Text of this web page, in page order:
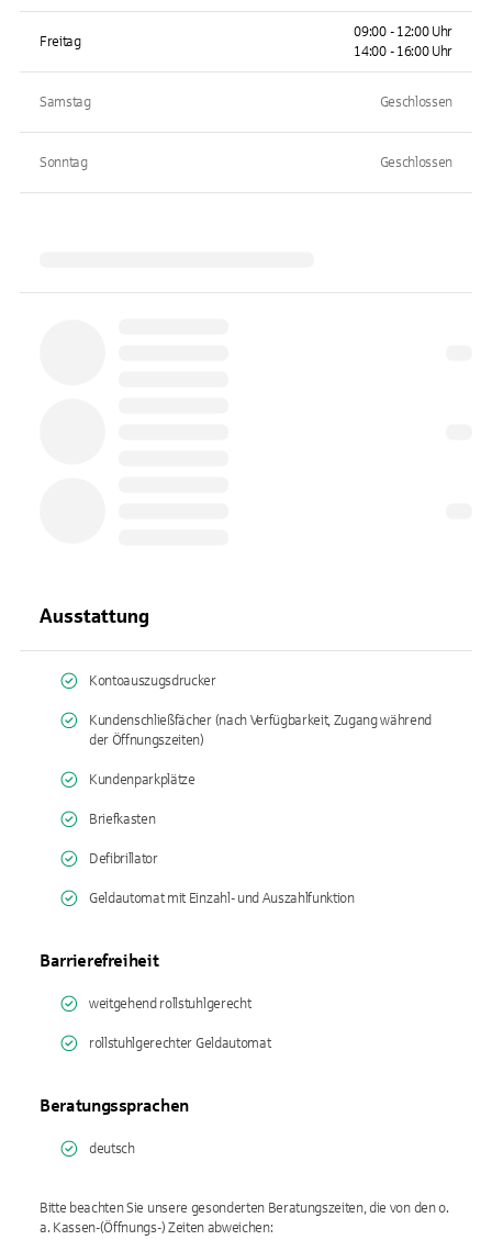
Freitag
09:00 - 12:00 Uhr
14:00 - 16:00 Uhr
Samstag Geschlossen
Sonntag Geschlossen
Ausstattung
Kontoauszugsdrucker
Kundenschließfächer (nach Verfügbarkeit, Zugang während
der Öffnungszeiten)
Kundenparkplätze
Briefkasten
Defibrillator
Geldautomat mit Einzahl- und Auszahlfunktion
Barrierefreiheit
weitgehend rollstuhlgerecht
rollstuhlgerechter Geldautomat
Beratungssprachen
deutsch
Bitte beachten Sie unsere gesonderten Beratungszeiten, die von den o.
a. Kassen-(Öffnungs-) Zeiten abweichen: